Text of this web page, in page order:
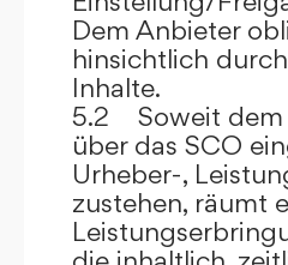
Dem Anbieter
hinsichtlich
Inhalte.
5.2 Soweit dem
über das SCO
Urheber-,
zustehen, räumt